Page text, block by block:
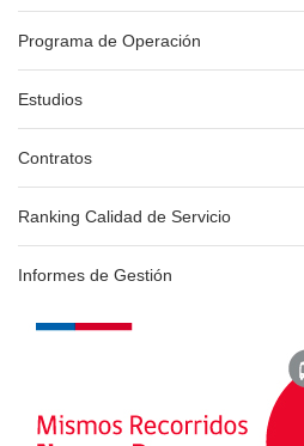
Programa de Operación
Estudios
Contratos
Ranking Calidad de Servicio
Informes de Gestión